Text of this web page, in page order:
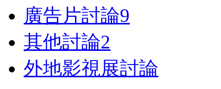
廣告片討論9
其他討論2
外地影視展討論